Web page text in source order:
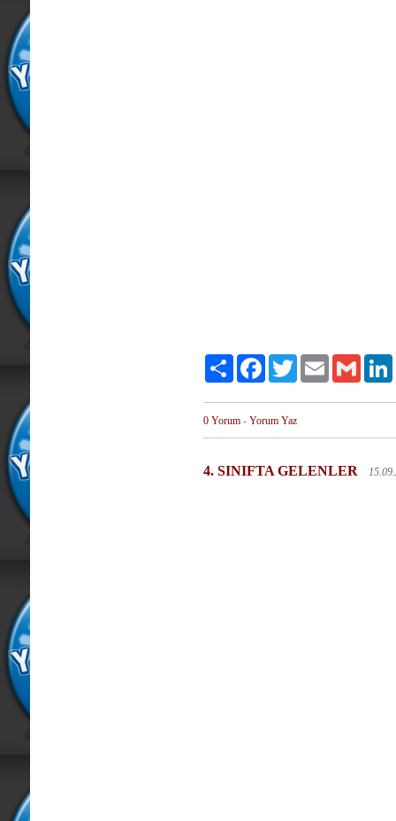
Paylaş FacebookTwitter Email Gmail
0 Yorum - Yorum Yaz
4. SINIFTA GELENLER